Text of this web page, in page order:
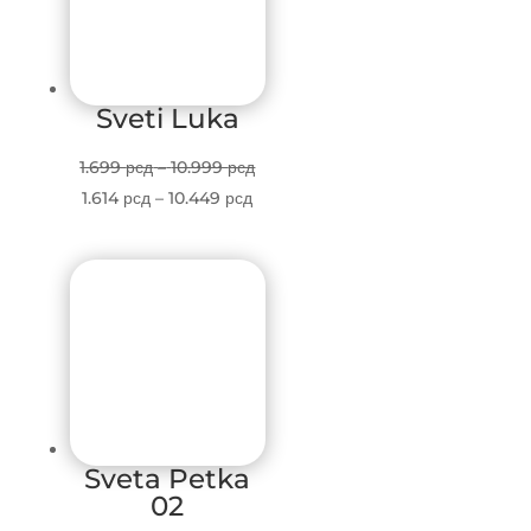
Sveti Luka
1.699рсд – 10.999рсдPrice
1.614 рсд – 10.449 рсд
Sveta Petka
02